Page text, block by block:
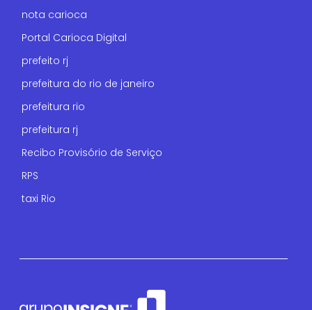
nota carioca
Portal Carioca Digital
prefeito rj
prefeitura do rio de janeiro
prefeitura rio
prefeitura rj
Recibo Provisório de Serviço
RPS
taxi Rio